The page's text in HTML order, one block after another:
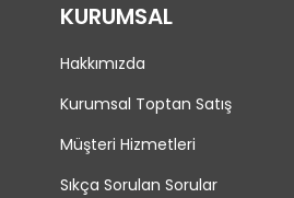
KURUMSAL
Hakkımızda
Kurumsal Toptan Satış
Müşteri Hizmetleri
Sıkça Sorulan Sorular